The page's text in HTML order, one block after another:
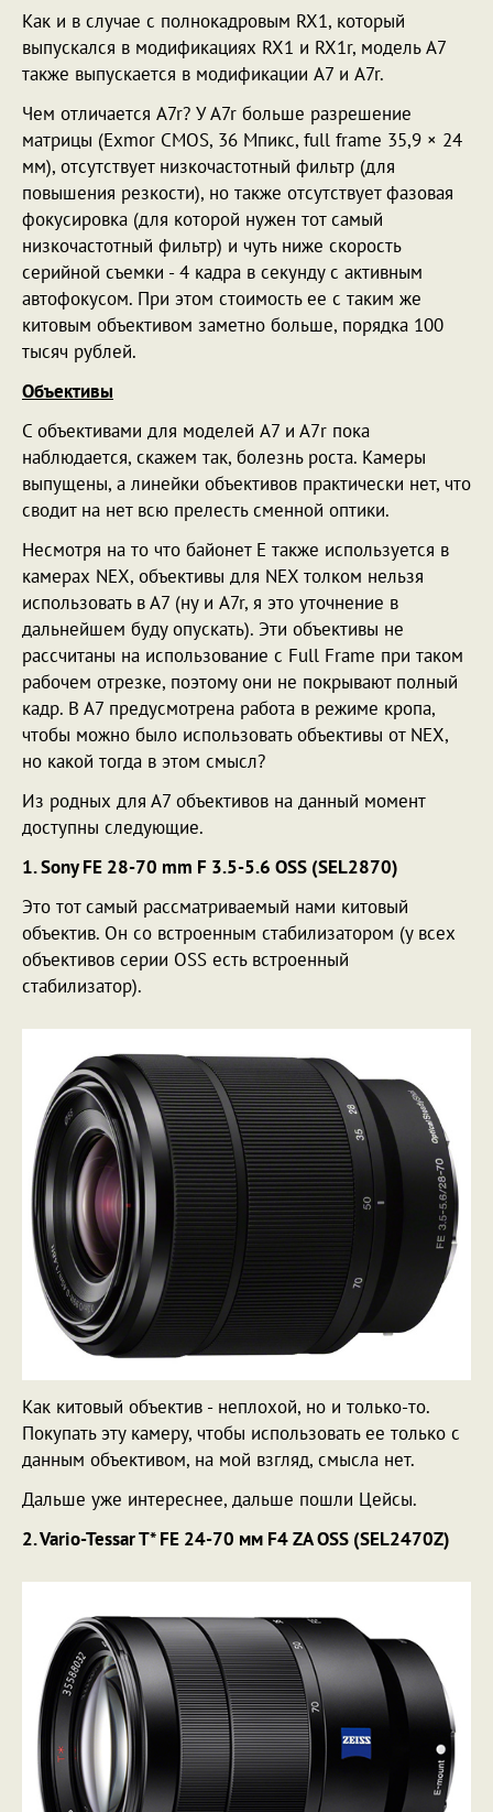
Как и в случае с полнокадровым RX1, который
выпускался в модификациях RX1 и RX1r, модель A7
также выпускается в модификации A7 и A7r.
Чем отличается A7r? У A7r больше разрешение
матрицы (Exmor CMOS, 36 Мпикс, full frame 35,9 × 24
мм), отсутствует низкочастотный фильтр (для
повышения резкости), но также отсутствует фазовая
фокусировка (для которой нужен тот самый
низкочастотный фильтр) и чуть ниже скорость
серийной съемки - 4 кадра в секунду с активным
автофокусом. При этом стоимость ее с таким же
китовым объективом заметно больше, порядка 100
тысяч рублей.
Объективы
С объективами для моделей A7 и А7r пока
наблюдается, скажем так, болезнь роста. Камеры
выпущены, а линейки объективов практически нет, что
сводит на нет всю прелесть сменной оптики.
Несмотря на то что байонет Е также используется в
камерах NEX, объективы для NEX толком нельзя
использовать в А7 (ну и A7r, я это уточнение в
дальнейшем буду опускать). Эти объективы не
рассчитаны на использование с Full Frame при таком
рабочем отрезке, поэтому они не покрывают полный
кадр. В А7 предусмотрена работа в режиме кропа,
чтобы можно было использовать объективы от NEX,
но какой тогда в этом смысл?
Из родных для А7 объективов на данный момент
доступны следующие.
1. Sony FE 28-70 mm F 3.5-5.6 OSS (SEL2870)
Это тот самый рассматриваемый нами китовый
объектив. Он со встроенным стабилизатором (у всех
объективов серии OSS есть встроенный
стабилизатор).
Как китовый объектив - неплохой, но и только-то.
Покупать эту камеру, чтобы использовать ее только с
данным объективом, на мой взгляд, смысла нет.
Дальше уже интереснее, дальше пошли Цейсы.
2. Vario-Tessar T* FE 24-70 мм F4 ZA OSS (SEL2470Z)